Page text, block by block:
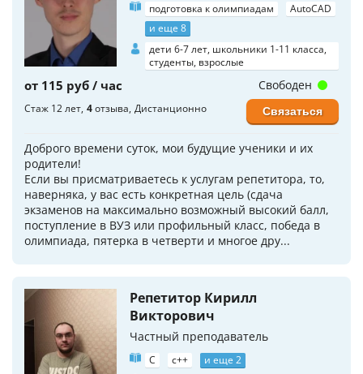
подготовка к олимпиадам
AutoCAD
и еще 8
дети 6-7 лет, школьники 1-11 класса,
студенты, взрослые
от 115 руб / час
Стаж 12 лет 4отзыва Дистанционно
Доброго времени суток, мои будущие ученики и их
родители!
Если вы присматриваетесь к услугам репетитора, то,
наверняка, у вас есть конкретная цель (сдача
экзаменов на максимально возможный высокий балл,
поступление в ВУЗ или профильный класс, победа в
олимпиада, пятерка в четверти и многое дру...
Свободен
Связаться
Репетитор Кирилл
Викторович
Частный преподаватель
C c++
и еще 2